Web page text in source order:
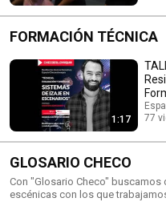
FORMACIÓN TÉCNICA
1:17
77
GLOSARIO CHECO
Con "Glosario Checo"
escénicas con los que